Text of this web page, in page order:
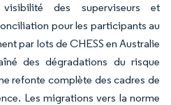
des superviseurs et
pour les participants au
par lots de CHESS en Australie
des dégradations du risque
refonte complète des cadres de
Les migrations vers la norme